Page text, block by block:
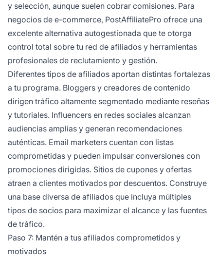
y selección, aunque suelen cobrar comisiones. Para
negocios de e-commerce, PostAffiliatePro ofrece una
excelente alternativa autogestionada que te otorga
control total sobre tu red de afiliados y herramientas
profesionales de reclutamiento y gestión.
Diferentes tipos de afiliados aportan distintas fortalezas
a tu programa. Bloggers y creadores de contenido
dirigen tráfico altamente segmentado mediante reseñas
y tutoriales. Influencers en redes sociales alcanzan
audiencias amplias y generan recomendaciones
auténticas. Email marketers cuentan con listas
comprometidas y pueden impulsar conversiones con
promociones dirigidas. Sitios de cupones y ofertas
atraen a clientes motivados por descuentos. Construye
una base diversa de afiliados que incluya múltiples
tipos de socios para maximizar el alcance y las fuentes
de tráfico.
Paso 7: Mantén a tus afiliados comprometidos y
motivados